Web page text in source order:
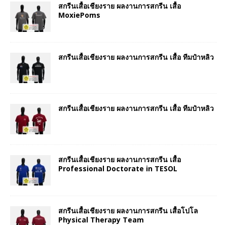
สกรีนเสื้อเชียงราย ผลงานการสกรีน เสื้อ
MoxiePoms
สกรีนเสื้อเชียงราย ผลงานการสกรีน เสื้อ ทีมป๋าหลิว
สกรีนเสื้อเชียงราย ผลงานการสกรีน เสื้อ ทีมป๋าหลิว
สกรีนเสื้อเชียงราย ผลงานการสกรีน เสื้อ
Professional Doctorate in TESOL
สกรีนเสื้อเชียงราย ผลงานการสกรีน เสื้อโปโล
Physical Therapy Team